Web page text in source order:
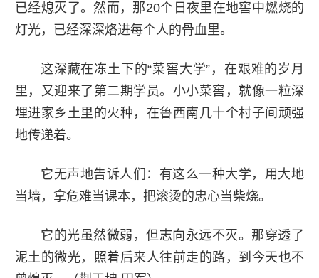
已经熄灭了。然而，那20个日夜里在地窖中燃烧的
灯光，已经深深烙进每个人的骨血里。
这深藏在冻土下的“菜窖大学”，在艰难的岁月
里，又迎来了第二期学员。小小菜窖，就像一粒深
埋进家乡土里的火种，在鲁西南几十个村子间顽强
地传递着。
它无声地告诉人们：有这么一种大学，用大地
当墙，拿危难当课本，把滚烫的忠心当柴烧。
它的光虽然微弱，但志向永远不灭。那穿透了
泥土的微光，照着后来人往前走的路，到今天也不